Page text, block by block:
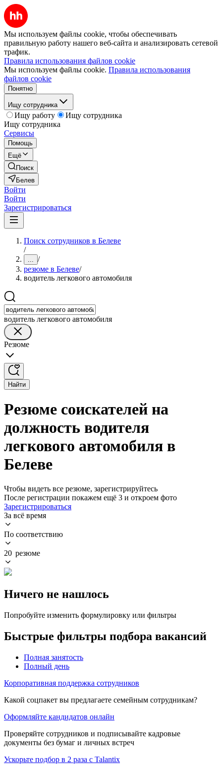
Мы используем файлы cookie, чтобы обеспечивать
правильную работу нашего веб-сайта и анализировать сетевой
трафик.
Правила использования файлов cookie
Мы используем файлы cookie. Правила использования
файлов cookie
Понятно
Ищу сотрудника
Ищу работу
Ищу сотрудника
Ищу сотрудника
Сервисы
Помощь
Ещё
Поиск
Белев
Войти
Войти
Зарегистрироваться
Поиск сотрудников в Белеве
/
... /
резюме в Белеве/
водитель легкового автомобиля
водитель легкового автомобиля
Резюме
Найти
Резюме соискателей на
должность водителя
легкового автомобиля в
Белеве
Чтобы видеть все резюме, зарегистрируйтесь
После регистрации покажем ещё 3 и откроем фото
Зарегистрироваться
За всё время
По соответствию
20 резюме
Ничего не нашлось
Попробуйте изменить формулировку или фильтры
Быстрые фильтры подбора вакансий
Полная занятость
Полный день
Корпоративная поддержка сотрудников
Какой соцпакет вы предлагаете семейным сотрудникам?
Оформляйте кандидатов онлайн
Проверяйте сотрудников и подписывайте кадровые
документы без бумаг и личных встреч
Ускорьте подбор в 2 раза с Talantix